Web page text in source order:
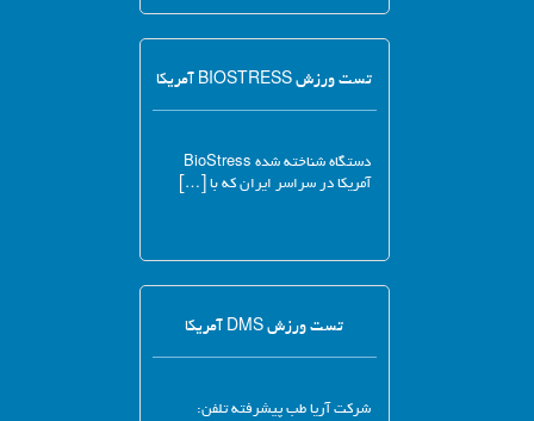
تست ورزش BIOSTRESS آمریکا
دستگاه شناخته شده BioStress
آمریکا در سراسر ایران که با […]
تست ورزش DMS آمریکا
شرکت آریا طب پیشرفته تلفن: